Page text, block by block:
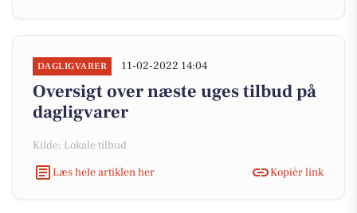
DAGLIGVARER 11-02-2022 14:04
Oversigt over næste uges tilbud på
dagligvarer
Kilde: Lokale tilbud
Læs hele artiklen her
Kopiér link